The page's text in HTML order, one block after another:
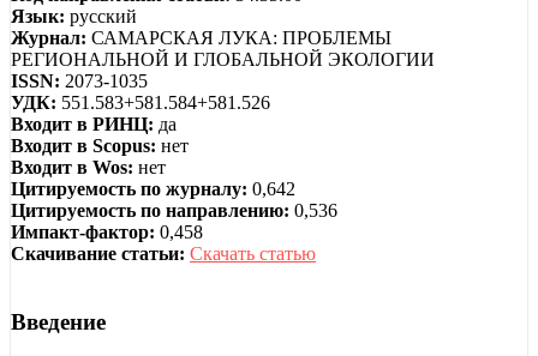
Язык: русский
Журнал: САМАРСКАЯ ЛУКА: ПРОБЛЕМЫ
РЕГИОНАЛЬНОЙ И ГЛОБАЛЬНОЙ ЭКОЛОГИИ
ISSN: 2073-1035
УДК: 551.583+581.584+581.526
Входит в РИНЦ: да
Входит в Scopus: нет
Входит в Wos: нет
Цитируемость по журналу: 0,642
Цитируемость по направлению: 0,536
Импакт-фактор: 0,458
Скачивание статьи: Скачать статью
Введение